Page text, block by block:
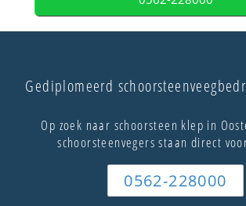
Gediplomeerd
Op zoek naar schoorsteen klep in
schoorsteenvegers staan direct
0562-228000